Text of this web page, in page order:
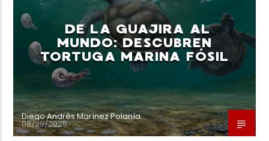
Neiva Estereo
DE LA GUAJIRA AL
MUNDO: DESCUBREN
TORTUGA MARINA FÓSIL
Diego Andrés Marínez Polanía
08/29/2025